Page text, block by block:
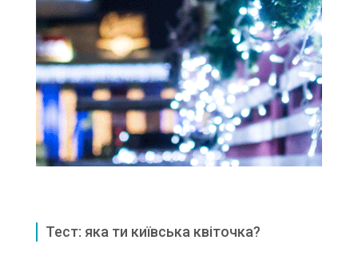
Тест: яка ти київська квіточка?